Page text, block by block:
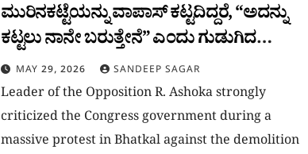
ಮುರಿನಕಟ್ಟೆಯನ್ನು ವಾಪಾಸ್ ಕಟ್ಟದಿದ್ದರೆ, “ಅದನ್ನು
ಕಟ್ಟಲು ನಾನೇ ಬರುತ್ತೇನೆ” ಎಂದು ಗುಡುಗಿದ
ಆರ್.ಅಶೋಕ್
MAY 29, 2026 SANDEEP SAGAR
Leader of the Opposition R. Ashoka strongly
criticized the Congress government during a
massive protest in Bhatkal against the demolition